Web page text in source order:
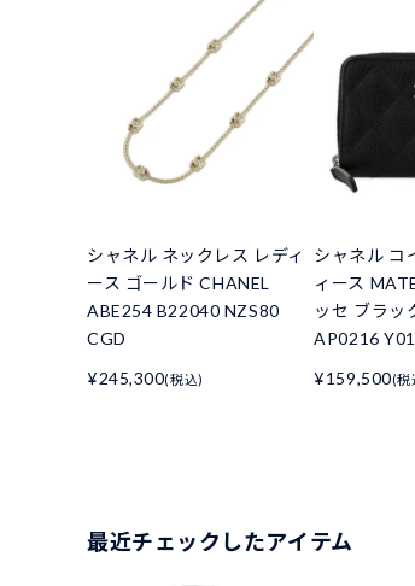
シャネル ネックレス レディ
ース ゴールド CHANEL
ABE254 B22040 NZS80
CGD
¥245,300(税込)
シャネル コ
ィース
ッセ ブラッ
AP0216
¥159,500(税
最近チェックしたアイテム